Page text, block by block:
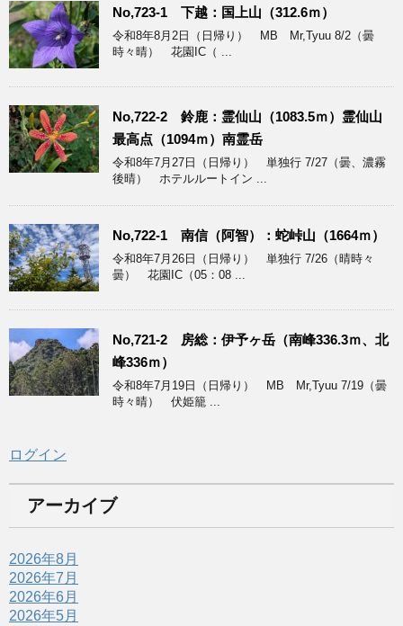
No,723-1 下越：国上山（312.6ｍ）
令和8年8月2日（日帰り） MB Mr,Tyuu 8/2（曇
時々晴） 花園IC（ ...
No,722-2 鈴鹿：霊仙山（1083.5ｍ）霊仙山
最高点（1094ｍ）南霊岳
令和8年7月27日（日帰り） 単独行 7/27（曇、濃霧
後晴） ホテルルートイン ...
No,722-1 南信（阿智）：蛇峠山（1664ｍ）
令和8年7月26日（日帰り） 単独行 7/26（晴時々
曇） 花園IC（05：08 ...
No,721-2 房総：伊予ヶ岳（南峰336.3ｍ、北
峰336ｍ）
令和8年7月19日（日帰り） MB Mr,Tyuu 7/19（曇
時々晴） 伏姫籠 ...
ログイン
アーカイブ
2026年8月
2026年7月
2026年6月
2026年5月